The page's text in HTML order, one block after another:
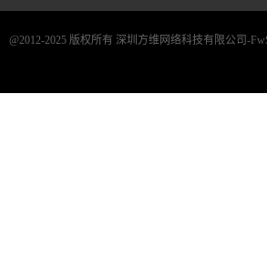
@2012-2025 版权所有 深圳方维网络科技有限公司-